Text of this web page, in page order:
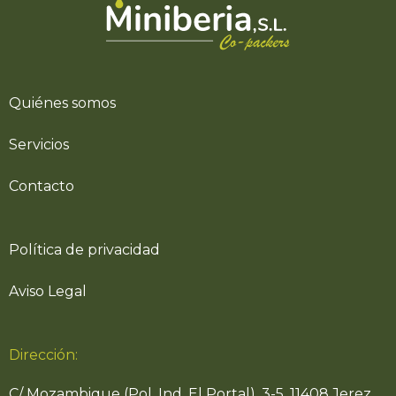
Quiénes somos
Servicios
Contacto
Política de privacidad
Aviso Legal
Dirección: